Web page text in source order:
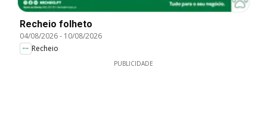
Recheio folheto
04/08/2026- 10/08/2026
Recheio
PUBLICIDADE